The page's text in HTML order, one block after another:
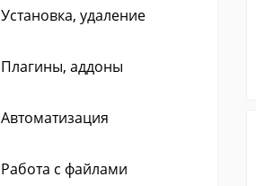
Установка, удаление
Плагины, аддоны
Автоматизация
Работа с файлами